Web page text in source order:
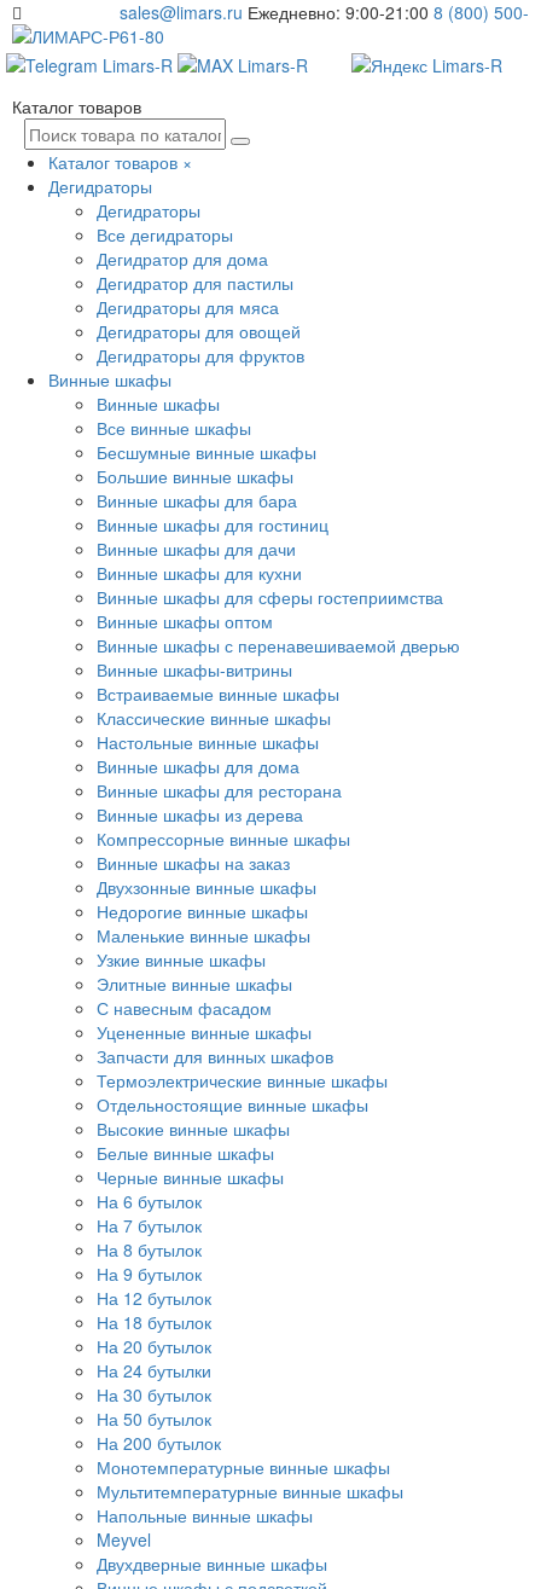
sales@limars.ru Ежедневно: 9:00-21:00 8 (800) 500-
61-80
Каталог товаров
Каталог товаров ×
Дегидраторы
Дегидраторы
Все дегидраторы
Дегидратор для дома
Дегидратор для пастилы
Дегидраторы для мяса
Дегидраторы для овощей
Дегидраторы для фруктов
Винные шкафы
Винные шкафы
Все винные шкафы
Бесшумные винные шкафы
Большие винные шкафы
Винные шкафы для бара
Винные шкафы для гостиниц
Винные шкафы для дачи
Винные шкафы для кухни
Винные шкафы для сферы гостеприимства
Винные шкафы оптом
Винные шкафы с перенавешиваемой дверью
Винные шкафы-витрины
Встраиваемые винные шкафы
Классические винные шкафы
Настольные винные шкафы
Винные шкафы для дома
Винные шкафы для ресторана
Винные шкафы из дерева
Компрессорные винные шкафы
Винные шкафы на заказ
Двухзонные винные шкафы
Недорогие винные шкафы
Маленькие винные шкафы
Узкие винные шкафы
Элитные винные шкафы
С навесным фасадом
Уцененные винные шкафы
Запчасти для винных шкафов
Термоэлектрические винные шкафы
Отдельностоящие винные шкафы
Высокие винные шкафы
Белые винные шкафы
Черные винные шкафы
На 6 бутылок
На 7 бутылок
На 8 бутылок
На 9 бутылок
На 12 бутылок
На 18 бутылок
На 20 бутылок
На 24 бутылки
На 30 бутылок
На 50 бутылок
На 200 бутылок
Монотемпературные винные шкафы
Мультитемпературные винные шкафы
Напольные винные шкафы
Meyvel
Двухдверные винные шкафы